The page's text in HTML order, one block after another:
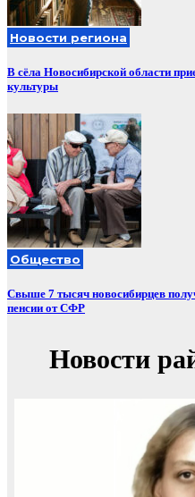
Новости региона
В сёла Новосибирской области
культуры
Общество
Свыше 7 тысяч новосибирцев
пенсии от СФР